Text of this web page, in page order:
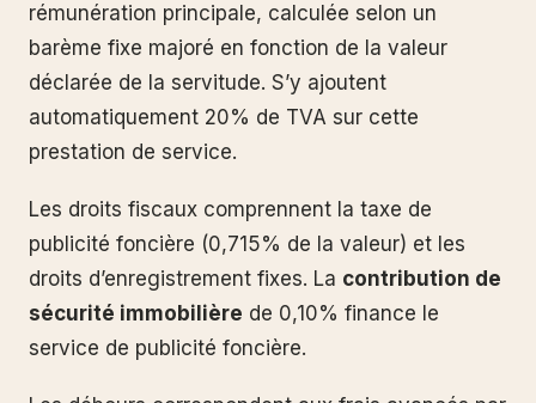
rémunération principale, calculée selon un
barème fixe majoré en fonction de la valeur
déclarée de la servitude. S’y ajoutent
automatiquement 20% de TVA sur cette
prestation de service.
Les droits fiscaux comprennent la taxe de
publicité foncière (0,715% de la valeur) et les
droits d’enregistrement fixes. La contribution de
sécurité immobilière de 0,10% finance le
service de publicité foncière.